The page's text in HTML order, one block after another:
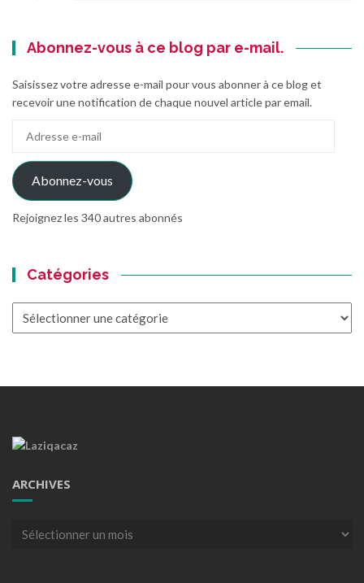
Abonnez-vous à ce blog par e-mail.
Saisissez votre adresse e-mail pour vous abonner à ce blog et
recevoir une notification de chaque nouvel article par email.
mail
Abonnez-vous
Rejoignez les 340 autres abonnés
Catégories
ARCHIVES
Archives